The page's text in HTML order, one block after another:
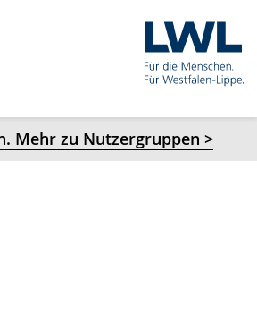
Mehr zu Nutzergruppen >